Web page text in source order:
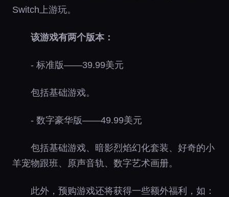
Switch上游玩。
该游戏有两个版本：
- 标准版——39.99美元
包括基础游戏。
- 数字豪华版——49.99美元
包括基础游戏、暗影烈焰幻化套装、好奇的小
羊宠物跟班、原声音轨、数字艺术画册。
此外，预购游戏还将获得一些额外福利，如：